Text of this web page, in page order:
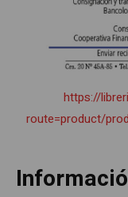
https://
route=product/